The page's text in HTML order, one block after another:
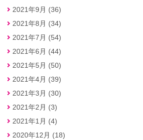
2021年9月 (36)
2021年8月 (34)
2021年7月 (54)
2021年6月 (44)
2021年5月 (50)
2021年4月 (39)
2021年3月 (30)
2021年2月 (3)
2021年1月 (4)
2020年12月 (18)